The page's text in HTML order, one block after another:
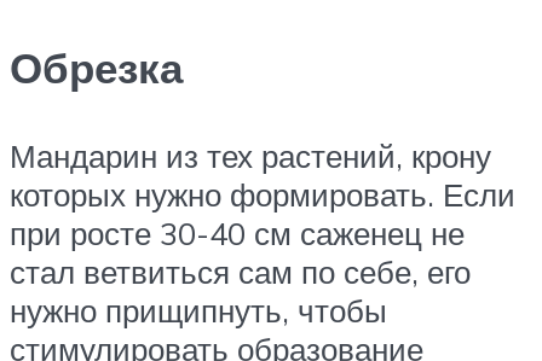
Обрезка
Мандарин из тех растений, крону
которых нужно формировать. Если
при росте 30-40 см саженец не
стал ветвиться сам по себе, его
нужно прищипнуть, чтобы
стимулировать образование